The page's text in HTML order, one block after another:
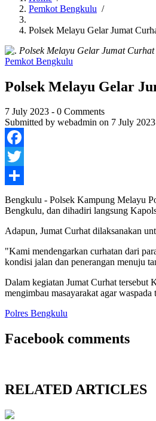
Pemkot Bengkulu /
Polsek Melayu Gelar Jumat
Polsek Melayu Gelar Jumat
Pemkot Bengkulu
Polsek Melayu Gelar
7 July 2023 - 0 Comments
Submitted by webadmin on 7 July 2023
Facebook
Twitter
Share
Bengkulu - Polsek Kampung Melayu
Bengkulu, dan dihadiri langsung
Adapun, Jumat Curhat dilaksanakan
"Kami mendengarkan curhatan dari
kondisi jalan dan penerangan menuju
Dalam kegiatan Jumat Curhat tersebut
mengimbau masayarakat agar
Polres Bengkulu
Facebook comments
RELATED ARTICLES